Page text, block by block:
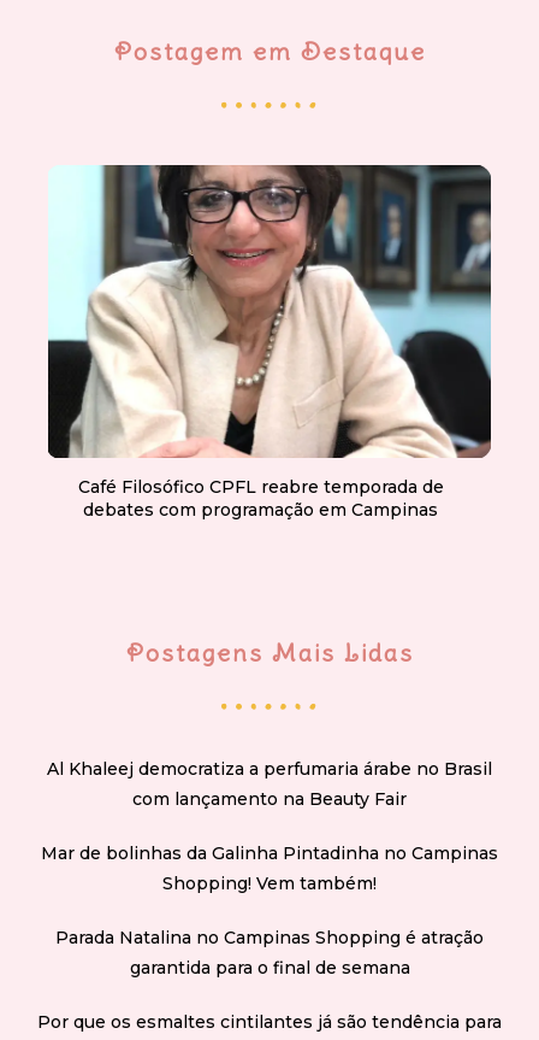
Postagem em Destaque
Café Filosófico CPFL reabre temporada de
debates com programação em Campinas
Postagens Mais Lidas
Al Khaleej democratiza a perfumaria árabe no Brasil
com lançamento na Beauty Fair
Mar de bolinhas da Galinha Pintadinha no Campinas
Shopping! Vem também!
Parada Natalina no Campinas Shopping é atração
garantida para o final de semana
Por que os esmaltes cintilantes já são tendência para